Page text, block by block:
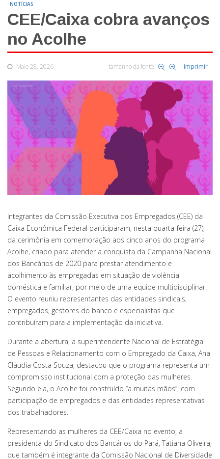
NOTÍCIAS
CEE/Caixa cobra avanços
no Acolhe
Maio 28, 2026 tamanho da fonte Imprimir
Integrantes da Comissão Executiva dos Empregados (CEE) da
Caixa Econômica Federal participaram, nesta quarta-feira (27),
da cerimônia em comemoração aos cinco anos do programa
Acolhe, criado para atender a conquista da Campanha Nacional
dos Bancários de 2020 para prestar atendimento e
acolhimento às empregadas em situação de violência
doméstica e familiar, por meio de uma equipe multidisciplinar.
O evento reuniu representantes das entidades sindicais,
empregados, gestores do banco e especialistas que
contribuíram para a implementação da iniciativa.
Durante a abertura, a superintendente Nacional de Estratégia
de Pessoas e Relacionamento com o Empregado da Caixa, Ana
Cláudia Costa Souza, destacou que o programa representa um
compromisso institucional com a proteção das mulheres.
Segundo ela, o Acolhe foi construído “a muitas mãos”, com
participação de empregados e das entidades representativas
dos trabalhadores.
Representando as mulheres da CEE/Caixa no evento, a
presidenta do Sindicato dos Bancários do Pará, Tatiana Oliveira,
que também é integrante da Comissão Nacional de Diversidade